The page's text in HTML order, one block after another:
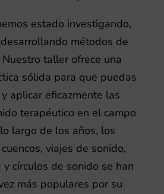
estado investigando,
métodos de
taller ofrece una
sólida para que puedas
aplicar eficazmente las
terapéutico en el campo
largo de los años, los
viajes de sonido,
círculos de sonido se han
más populares por su